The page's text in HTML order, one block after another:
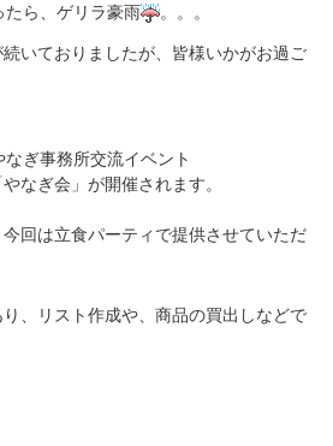
たら、ゲリラ豪雨 。。。
いておりましたが、皆様いかがお過ご
ぎ事務所交流イベント
なぎ会」が開催されます。
回は立食パーティで提供させていただ
、リスト作成や、商品の買出しなどで